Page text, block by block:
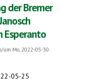
der Bremer
Esperanto
um Mo, 2022-05-30
05-25